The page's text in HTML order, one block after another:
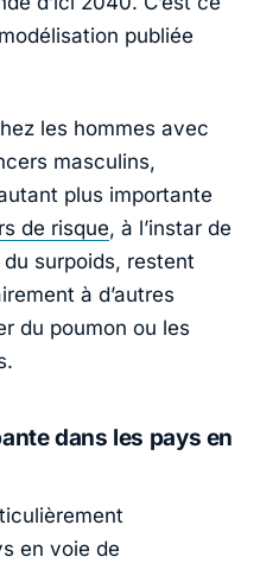
publiée
les hommes avec
masculins,
plus importante
de risque, à l’instar de
surpoids, restent
à d’autres
du poumon ou les
dans les pays en
en voie de